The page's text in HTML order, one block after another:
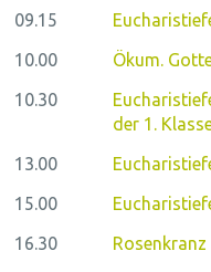
09.15
10.00
Ökum.
10.30
der 1.
13.00
15.00
16.30